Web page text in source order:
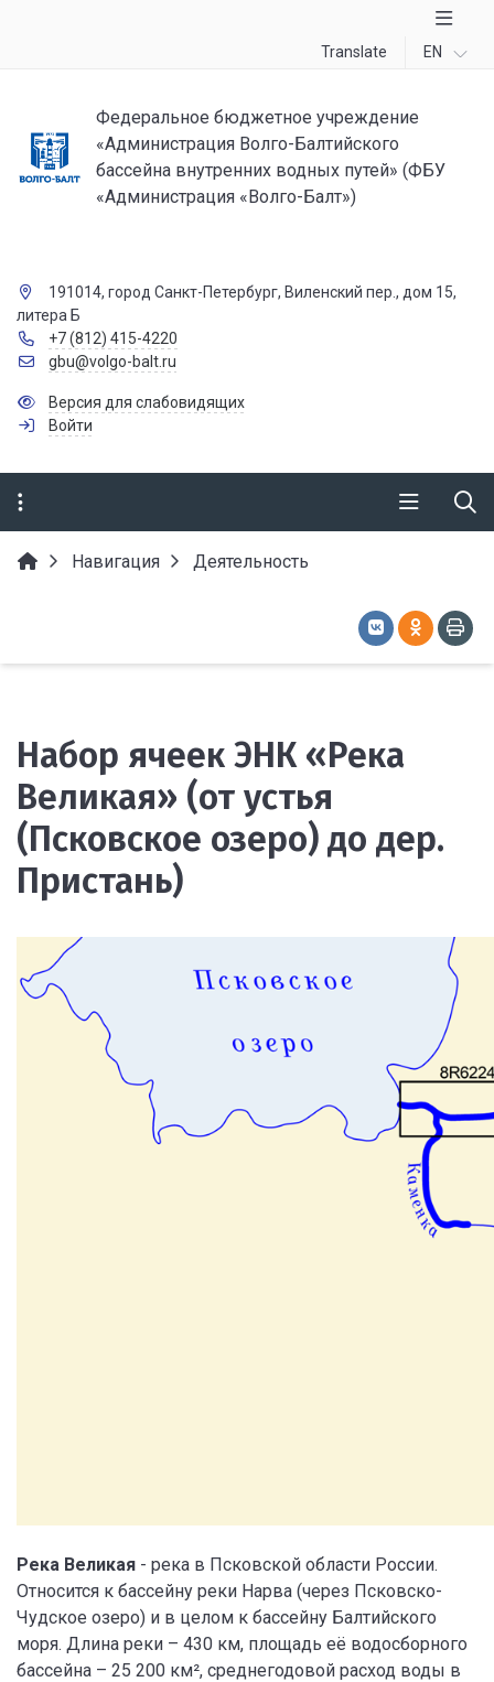
Translate EN
Федеральное бюджетное учреждение
«Администрация Волго-Балтийского
бассейна внутренних водных путей» (ФБУ
«Администрация «Волго-Балт»)
191014, город Санкт-Петербург, Виленский пер., дом 15,
литера Б
+7 (812) 415-4220
gbu@volgo-balt.ru
Версия для слабовидящих
Войти
Навигация Деятельность
Набор ячеек ЭНК «Река
Великая» (от устья
(Псковское озеро) до дер.
Пристань)
Река Великая - река в Псковской области России.
Относится к бассейну реки Нарва (через Псковско-
Чудское озеро) и в целом к бассейну Балтийского
моря. Длина реки – 430 км, площадь её водосборного
бассейна – 25 200 км², среднегодовой расход воды в